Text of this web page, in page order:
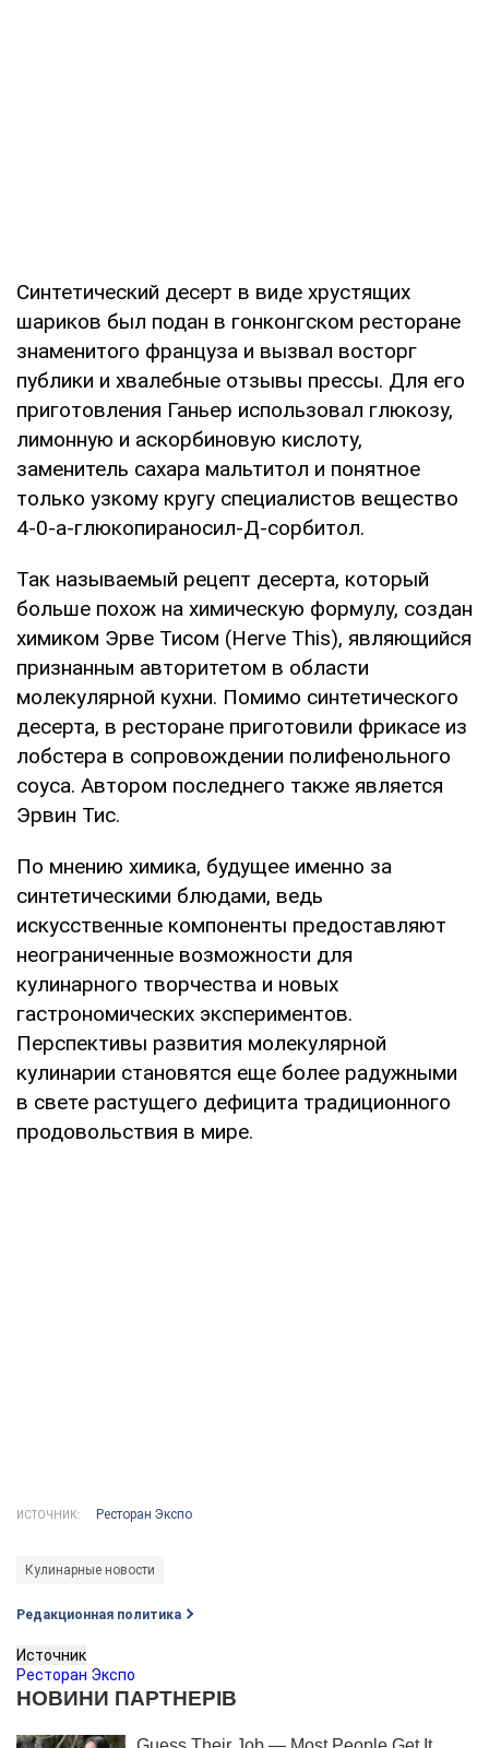
Синтетический десерт в виде хрустящих
шариков был подан в гонконгском ресторане
знаменитого француза и вызвал восторг
публики и хвалебные отзывы прессы. Для его
приготовления Ганьер использовал глюкозу,
лимонную и аскорбиновую кислоту,
заменитель сахара мальтитол и понятное
только узкому кругу специалистов вещество
4-0-а-глюкопираносил-Д-сорбитол.
Так называемый рецепт десерта, который
больше похож на химическую формулу, создан
химиком Эрве Тисом (Herve This), являющийся
признанным авторитетом в области
молекулярной кухни. Помимо синтетического
десерта, в ресторане приготовили фрикасе из
лобстера в сопровождении полифенольного
соуса. Автором последнего также является
Эрвин Тис.
По мнению химика, будущее именно за
синтетическими блюдами, ведь
искусственные компоненты предоставляют
неограниченные возможности для
кулинарного творчества и новых
гастрономических экспериментов.
Перспективы развития молекулярной
кулинарии становятся еще более радужными
в свете растущего дефицита традиционного
продовольствия в мире.
ИСТОЧНИК: Ресторан Экспо
Кулинарные новости
Редакционная политика
Источник
Ресторан Экспо